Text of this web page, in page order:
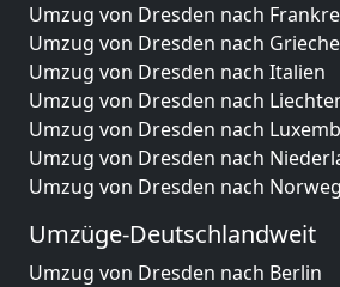
Umzug von Dresden nach
Umzug von Dresden nach
Umzug von Dresden nach Italien
Umzug von Dresden nach
Umzug von Dresden nach
Umzug von Dresden nach
Umzug von Dresden nach
Umzüge-Deutschlandweit
Umzug von Dresden nach Berlin